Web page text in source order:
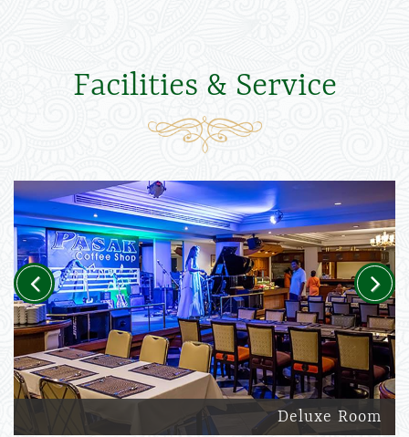
Facilities & Service
Deluxe Room
Previous Next